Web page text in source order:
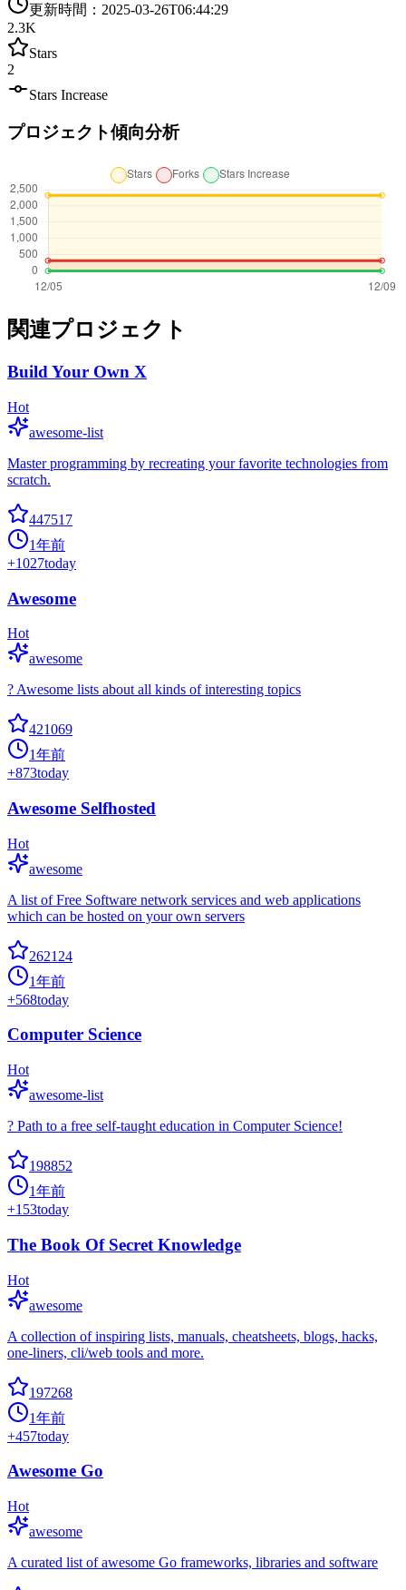
更新時間 ： 2025-03-26T06:44:29
2.3K
Stars
2
Stars Increase
プロジェクト傾向分析
関連プロジェクト
Build Your Own X
Hot
awesome-list
Master programming by recreating your favorite technologies from
scratch.
447517
1年前
+1027today
Awesome
Hot
awesome
? Awesome lists about all kinds of interesting topics
421069
1年前
+873today
Awesome Selfhosted
Hot
awesome
A list of Free Software network services and web applications
which can be hosted on your own servers
262124
1年前
+568today
Computer Science
Hot
awesome-list
? Path to a free self-taught education in Computer Science!
198852
1年前
+153today
The Book Of Secret Knowledge
Hot
awesome
A collection of inspiring lists, manuals, cheatsheets, blogs, hacks,
one-liners, cli/web tools and more.
197268
1年前
+457today
Awesome Go
Hot
awesome
A curated list of awesome Go frameworks, libraries and software